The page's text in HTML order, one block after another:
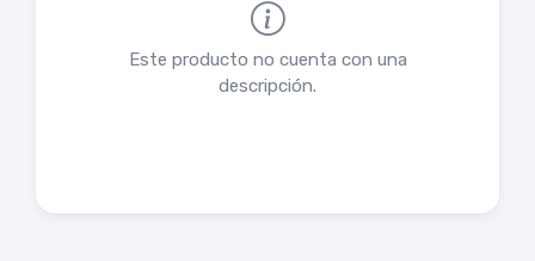
Este producto no cuenta con una
descripción.